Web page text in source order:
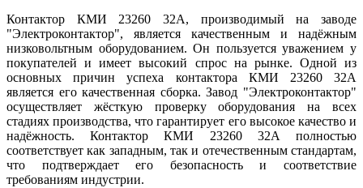
Контактор КМИ 23260 32А, производимый на заводе
"Электроконтактор", является качественным и надёжным
низковольтным оборудованием. Он пользуется уважением у
покупателей и имеет высокий спрос на рынке. Одной из
основных причин успеха контактора КМИ 23260 32А
является его качественная сборка. Завод "Электроконтактор"
осуществляет жёсткую проверку оборудования на всех
стадиях производства, что гарантирует его высокое качество и
надёжность. Контактор КМИ 23260 32А полностью
соответствует как западным, так и отечественным стандартам,
что подтверждает его безопасность и соответствие
требованиям индустрии.